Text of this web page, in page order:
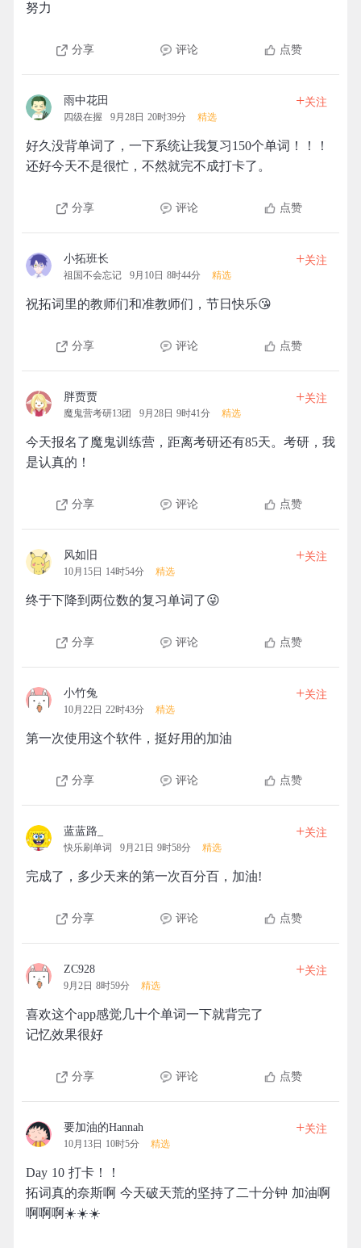
努力
分享 评论 点赞
雨中花田
四级在握 9月28日 20时39分 精选
+关注
好久没背单词了，一下系统让我复习150个单词！！！
还好今天不是很忙，不然就完不成打卡了。
分享 评论 点赞
小拓班长
祖国不会忘记 9月10日 8时44分 精选
+关注
祝拓词里的教师们和准教师们，节日快乐😘
分享 评论 点赞
胖贾贾
魔鬼营考研13团 9月28日 9时41分 精选
+关注
今天报名了魔鬼训练营，距离考研还有85天。考研，我
是认真的！
分享 评论 点赞
风如旧
10月15日 14时54分 精选
+关注
终于下降到两位数的复习单词了😜
分享 评论 点赞
小竹兔
10月22日 22时43分 精选
+关注
第一次使用这个软件，挺好用的加油
分享 评论 点赞
蓝蓝路_
快乐刷单词 9月21日 9时58分 精选
+关注
完成了，多少天来的第一次百分百，加油!
分享 评论 点赞
ZC928
9月2日 8时59分 精选
+关注
喜欢这个app感觉几十个单词一下就背完了
记忆效果很好
分享 评论 点赞
要加油的Hannah
10月13日 10时5分 精选
+关注
Day 10 打卡！！
拓词真的奈斯啊 今天破天荒的坚持了二十分钟 加油啊
啊啊啊☀️☀️☀️